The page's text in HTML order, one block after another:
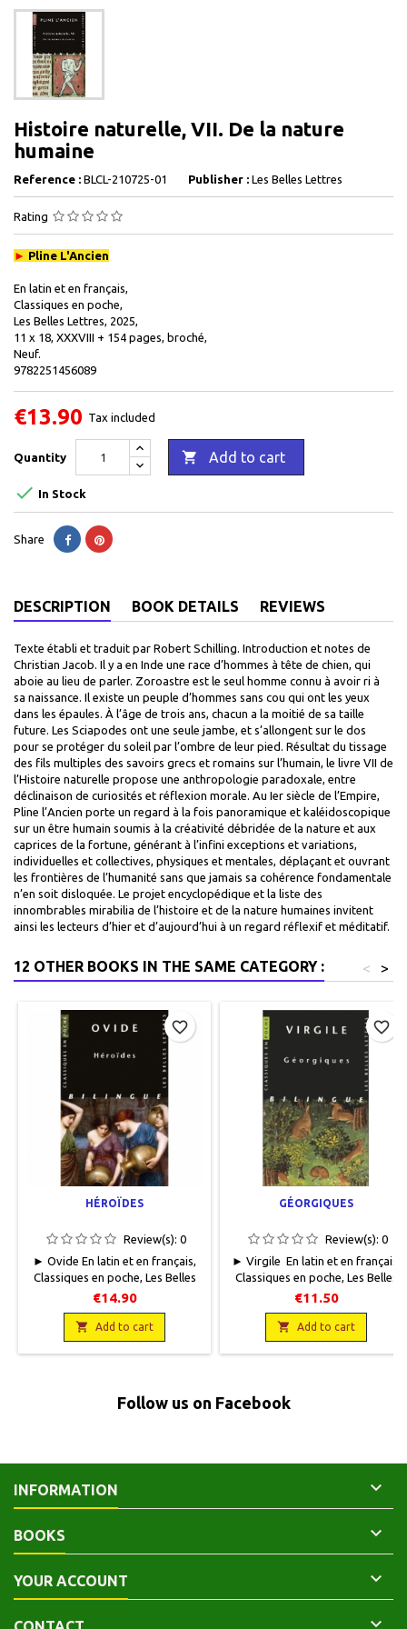
Histoire naturelle, VII. De la nature
humaine
Reference : BLCL-210725-01 Publisher : Les Belles Lettres
Rating
► Pline L'Ancien
En latin et en français,
Classiques en poche,
Les Belles Lettres, 2025,
11 x 18, XXXVIII + 154 pages, broché,
Neuf.
9782251456089
€13.90 Tax included
Quantity  Add to cart
 In Stock
Share
DESCRIPTION BOOK DETAILS REVIEWS
Texte établi et traduit par Robert Schilling. Introduction et notes de
Christian Jacob. Il y a en Inde une race d’hommes à tête de chien, qui
aboie au lieu de parler. Zoroastre est le seul homme connu à avoir ri à
sa naissance. Il existe un peuple d’hommes sans cou qui ont les yeux
dans les épaules. À l’âge de trois ans, chacun a la moitié de sa taille
future. Les Sciapodes ont une seule jambe, et s’allongent sur le dos
pour se protéger du soleil par l’ombre de leur pied. Résultat du tissage
des fils multiples des savoirs grecs et romains sur l’humain, le livre VII de
l’Histoire naturelle propose une anthropologie paradoxale, entre
déclinaison de curiosités et réflexion morale. Au Ier siècle de l’Empire,
Pline l’Ancien porte un regard à la fois panoramique et kaléidoscopique
sur un être humain soumis à la créativité débridée de la nature et aux
caprices de la fortune, générant à l’infini exceptions et variations,
individuelles et collectives, physiques et mentales, déplaçant et ouvrant
les frontières de l’humanité sans que jamais sa cohérence fondamentale
n’en soit disloquée. Le projet encyclopédique et la liste des
innombrables mirabilia de l’histoire et de la nature humaines invitent
ainsi les lecteurs d’hier et d’aujourd’hui à un regard réflexif et méditatif.
12 OTHER BOOKS IN THE SAME CATEGORY : >
<
HÉROÏDES
Review(s): 0
► Ovide En latin et en français,
Classiques en poche, Les Belles
Lettres, 2024, 11 x 18, XLVI + 378
pages, broché.
Neuf.9782251455273
€14.90
 Add to cart
favorite_border
GÉORGIQUES
Review(s): 0
► Virgile En latin et en français,
Classiques en poche, Les Belles
Lettres, 2002, 11 x 18, LI + 174
pages, broché. Neuf.
9782251799261
€11.50
 Add to cart
favorite_border
Follow us on Facebook
INFORMATION 
BOOKS 
YOUR ACCOUNT 
